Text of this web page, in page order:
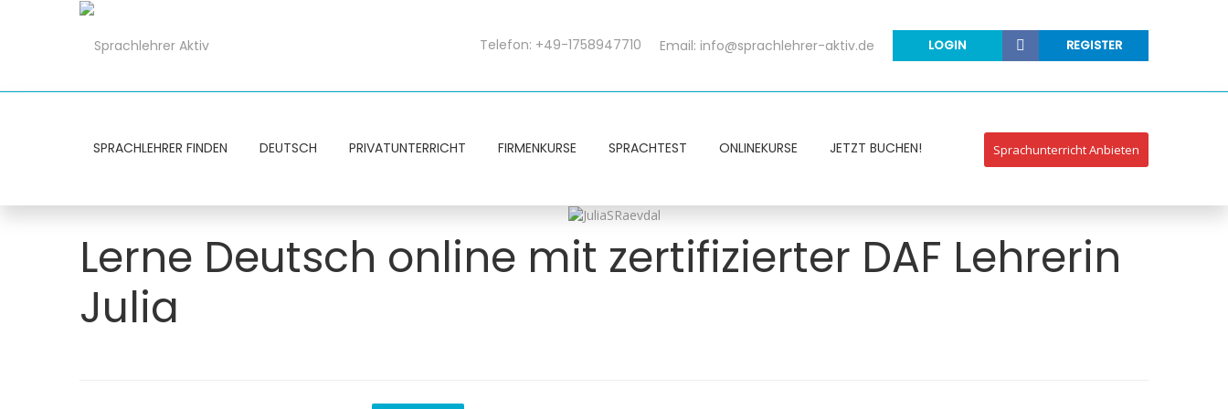
LOGIN REGISTER
Telefon: +49-1758947710 Email: info@sprachlehrer-aktiv.de
SPRACHLEHRER FINDEN DEUTSCH PRIVATUNTERRICHT FIRMENKURSE SPRACHTEST ONLINEKURSE JETZT BUCHEN! Sprachunterricht Anbieten
Lerne Deutsch online mit zertifizierter DAF Lehrerin
Julia